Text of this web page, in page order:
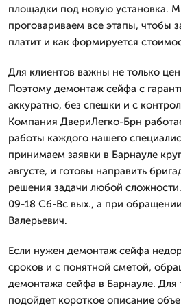
площадки под новую установка.
проговариваем все этапы, чтобы
платит и как формируется
Для клиентов важны не только
Поэтому демонтаж сейфа с
аккуратно, без спешки и с
Компания ДвериЛегко-Брн
работы каждого нашего
принимаем заявки в Барнауле
августе, и готовы направить
решения задачи любой
09-18 Сб-Вс вых., а при
Валерьевич.
Если нужен демонтаж сейфа
сроков и с понятной сметой,
демонтажа сейфа в Барнауле. Для
подойдет короткое описание